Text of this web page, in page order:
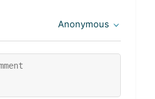
Anonymous